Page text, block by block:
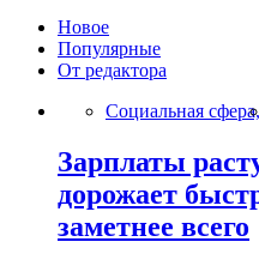
Новое
Популярные
От редактора
Социальная сфера,
Зарплаты
дорожает
заметнее всего